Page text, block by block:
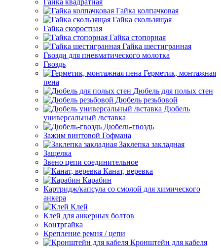
Гайка квадратная
Гайка колпачковая
Гайка скользящая
Гайка скоростная
Гайка стопорная
Гайка шестигранная
Гвозди для пневматического молотка
Гвоздь
Герметик, монтажная
пена
Дюбель для полых стен
Дюбель резьбовой
Дюбель
универсальный /вставка
Дюбель-гвоздь
Зажим винтовой Гофмана
Заклепка закладная
Защелка
Звено цепи соединительное
Канат, веревка
Карабин
Картридж/капсула со смолой для химического
анкера
Клей
Клей для анкерных болтов
Контргайка
Крепление ремня / цепи
Кронштейн для кабеля